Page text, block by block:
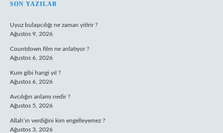
SIDEBAR
SON YAZILAR
Uyuz bulaşıcılığı ne zaman yitirir ?
Ağustos 9, 2026
Countdown film ne anlatıyor ?
Ağustos 6, 2026
Kum gibi hangi yıl ?
Ağustos 6, 2026
Avcılığın anlamı nedir ?
Ağustos 5, 2026
Allah’ın verdiğini kim engelleyemez ?
Ağustos 3, 2026